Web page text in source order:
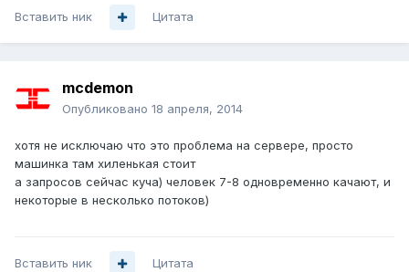
Вставить ник Цитата
mcdemon
Опубликовано 18 апреля, 2014
хотя не исключаю что это проблема на сервере, просто
машинка там хиленькая стоит
а запросов сейчас куча) человек 7-8 одновременно качают, и
некоторые в несколько потоков)
Вставить ник Цитата